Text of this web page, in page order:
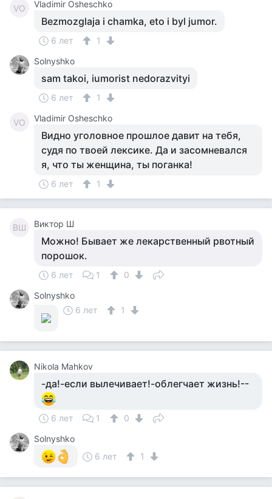
VO Vladimir Osheschko
Bezmozglaja i chamka, eto i byl jumor.
6 лет
1
Solnyshko
sam takoi, iumorist nedorazvityi
6 лет 1
VO Vladimir Osheschko
Видно уголовное прошлое давит на тебя,
судя по твоей лексике. Да и засомневался
я, что ты женщина, ты поганка!
6 лет 1
ВШ Виктор Ш
Можно! Бывает же лекарственный рвотный
порошок.
6 лет 1
0
Solnyshko
6 лет
1
Nikola Mahkov
-да!-если вылечивает!-облегчает жизнь!--
6 лет 1
0
Solnyshko
6 лет
1